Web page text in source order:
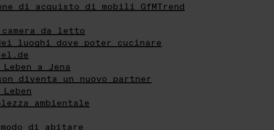
di acquisto di mobili GfMTrend
camera da letto
luoghi dove poter cucinare
a Jena
diventa un nuovo partner
ambientale
di abitare